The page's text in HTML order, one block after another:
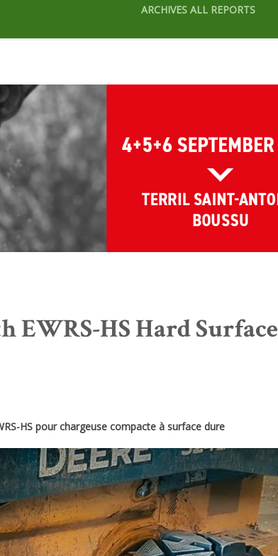
ARCHIVES ALL REPORTS
EWRS-HS Hard Surface
HS pour chargeuse compacte à surface dure